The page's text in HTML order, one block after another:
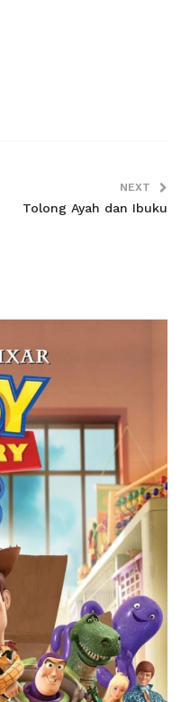
NEXT
Tolong Ayah dan Ibuku